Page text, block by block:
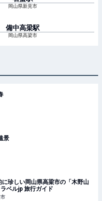
岡山県新見市
備中高梁駅
岡山県高梁市
景
に珍しい岡山県高梁市の「木野山
ベルjp 旅行ガイド